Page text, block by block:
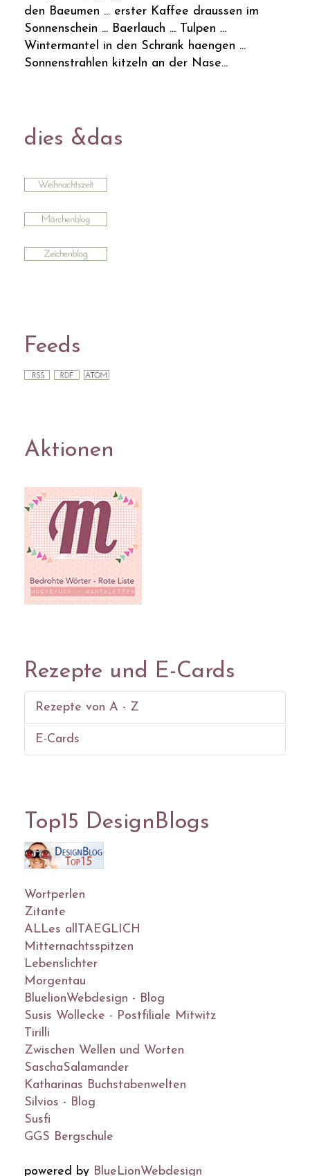
den Baeumen ... erster Kaffee draussen im
Sonnenschein ... Baerlauch ... Tulpen ...
Wintermantel in den Schrank haengen ...
Sonnenstrahlen kitzeln an der Nase...
dies &das
Feeds
Aktionen
Rezepte und E-Cards
Rezepte von A - Z
E-Cards
Top15 DesignBlogs
Wortperlen
Zitante
ALLes allTAEGLICH
Mitternachtsspitzen
Lebenslichter
Morgentau
BluelionWebdesign - Blog
Susis Wollecke - Postfiliale Mitwitz
Tirilli
Zwischen Wellen und Worten
SaschaSalamander
Katharinas Buchstabenwelten
Silvios - Blog
Susfi
GGS Bergschule
powered by BlueLionWebdesign